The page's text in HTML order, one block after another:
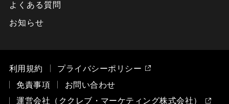
よくある質問
お知らせ
利用規約
プライバシーポリシー
免責事項
お問い合わせ
運営会社（ククレブ・マーケティング株式会社）